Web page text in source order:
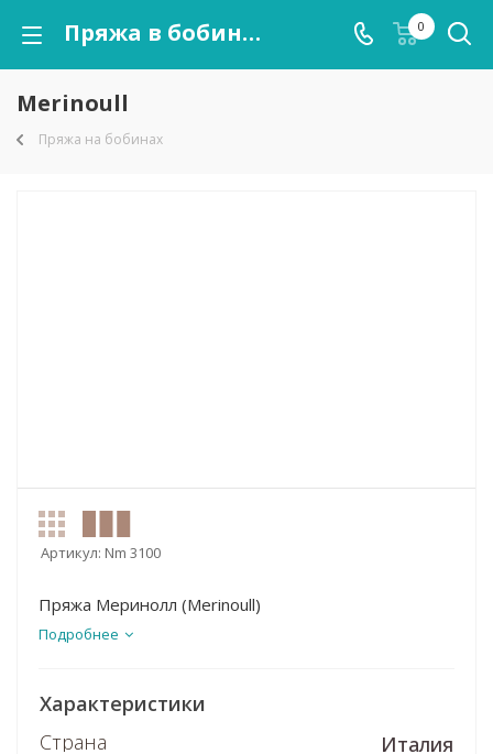
Пряжа в бобинах Merinoull оптом 0
Merinoull
Пряжа на бобинах
Артикул: Nm 3100
Пряжа Меринолл (Merinoull)
Подробнее
Характеристики
Страна
Италия